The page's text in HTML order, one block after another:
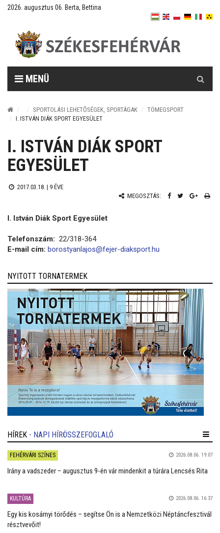
2026. augusztus 06. Berta, Bettina
MENÜ
SPORTOLÁSI LEHETŐSÉGEK, SPORTÁGAK
TÖMEGSPORT
I. ISTVÁN DIÁK SPORT EGYESÜLET
I. ISTVÁN DIÁK SPORT
EGYESÜLET
2017.03.18. | 9 ÉVE
MEGOSZTÁS:
I. István Diák Sport Egyesület
Telefonszám: 22/318-364
E-mail cím: borostyanlajos@fejer-diaksport.hu
NYITOTT TORNATERMEK
HÍREK - NAPI HÍRÖSSZEFOGLALÓ
FEHÉRVÁRI SZÍNES 2026.08.06. 19:07
Irány a vadszeder – augusztus 9-én vár mindenkit a túrára Lencsés Rita
KULTÚRA 2026.08.06. 16:37
Egy kis kosárnyi törődés – segítse Ön is a Nemzetközi Néptáncfesztivál
résztvevőit!